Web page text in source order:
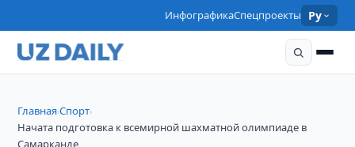
ИнфографикаСпецпроекты Ру
Главная›Спорт›
Начата подготовка к всемирной шахматной олимпиаде в
Самарканде